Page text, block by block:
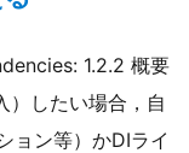
1.2.2 概要
したい場合，自
ョン等）かDIライ